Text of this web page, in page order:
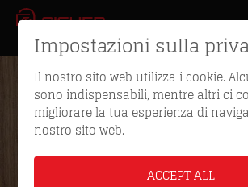
Impostazioni sulla
Il nostro sito web utilizza i cookie.
sono indispensabili, mentre altri ci
migliorare la tua esperienza di
nostro sito web.
ACCEPT ALL